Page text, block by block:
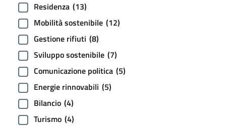
Residenza (13)
Mobilità sostenibile (12)
Gestione rifiuti (8)
Sviluppo sostenibile (7)
Comunicazione politica (5)
Energie rinnovabili (5)
Bilancio (4)
Turismo (4)